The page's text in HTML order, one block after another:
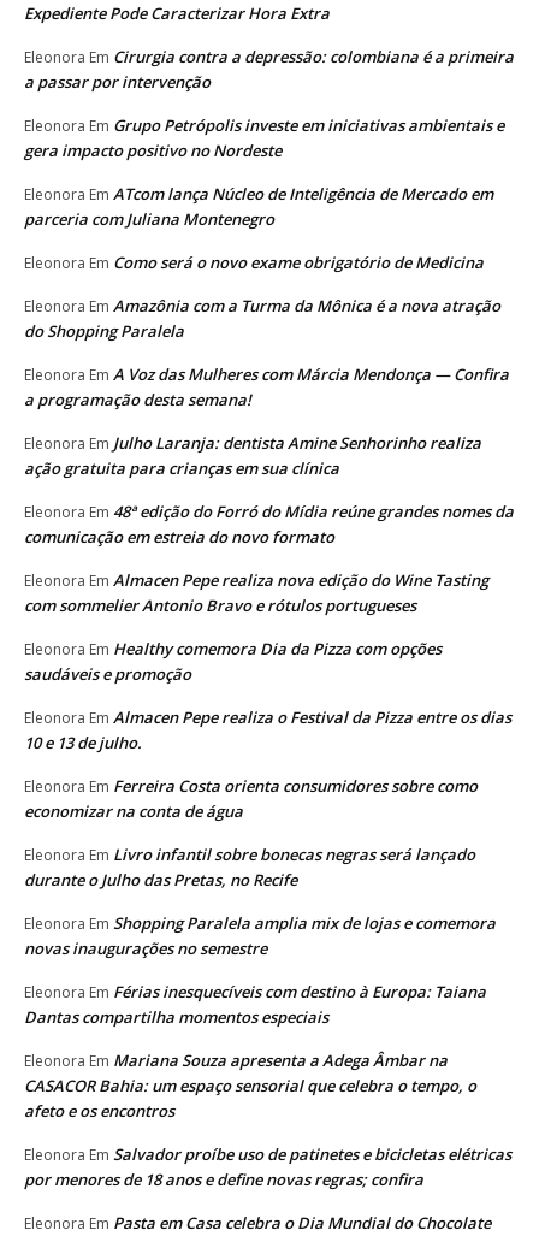
Expediente Pode Caracterizar Hora Extra
Eleonora Em Cirurgia contra a depressão: colombiana é a primeira
a passar por intervenção
Eleonora Em Grupo Petrópolis investe em iniciativas ambientais e
gera impacto positivo no Nordeste
Eleonora Em ATcom lança Núcleo de Inteligência de Mercado em
parceria com Juliana Montenegro
Eleonora Em Como será o novo exame obrigatório de Medicina
Eleonora Em Amazônia com a Turma da Mônica é a nova atração
do Shopping Paralela
Eleonora Em A Voz das Mulheres com Márcia Mendonça — Confira
a programação desta semana!
Eleonora Em Julho Laranja: dentista Amine Senhorinho realiza
ação gratuita para crianças em sua clínica
Eleonora Em 48ª edição do Forró do Mídia reúne grandes nomes da
comunicação em estreia do novo formato
Eleonora Em Almacen Pepe realiza nova edição do Wine Tasting
com sommelier Antonio Bravo e rótulos portugueses
Eleonora Em Healthy comemora Dia da Pizza com opções
saudáveis e promoção
Eleonora Em Almacen Pepe realiza o Festival da Pizza entre os dias
10 e 13 de julho.
Eleonora Em Ferreira Costa orienta consumidores sobre como
economizar na conta de água
Eleonora Em Livro infantil sobre bonecas negras será lançado
durante o Julho das Pretas, no Recife
Eleonora Em Shopping Paralela amplia mix de lojas e comemora
novas inaugurações no semestre
Eleonora Em Férias inesquecíveis com destino à Europa: Taiana
Dantas compartilha momentos especiais
Eleonora Em Mariana Souza apresenta a Adega Âmbar na
CASACOR Bahia: um espaço sensorial que celebra o tempo, o
afeto e os encontros
Eleonora Em Salvador proíbe uso de patinetes e bicicletas elétricas
por menores de 18 anos e define novas regras; confira
Eleonora Em Pasta em Casa celebra o Dia Mundial do Chocolate